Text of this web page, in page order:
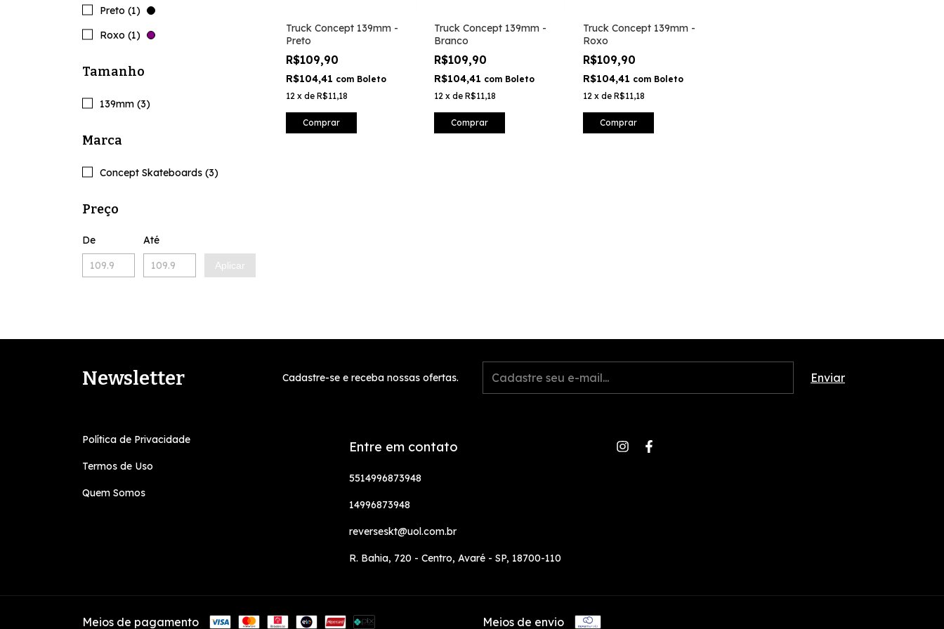
Preto (1)
Roxo (1)
Tamanho
139mm (3)
Marca
Concept Skateboards (3)
Preço
De Até
Aplicar
Truck Concept 139mm -
Preto
R$109,90
R$104,41 com Boleto
12 x de R$11,18
Comprar
Truck Concept 139mm -
Branco
R$109,90
R$104,41 com Boleto
12 xdeR$11,18
Comprar
Truck Concept 139mm -
Roxo
R$109,90
R$104,41 com Boleto
12 x de R$11,18
Comprar
Newsletter Cadastre-se e receba nossas ofertas.
Política de Privacidade
Termos de Uso
Quem Somos
Entre em contato
5514996873948
14996873948
reverseskt@uol.com.br
R. Bahia, 720 - Centro, Avaré - SP, 18700-110
Meios de pagamento Meios de envio